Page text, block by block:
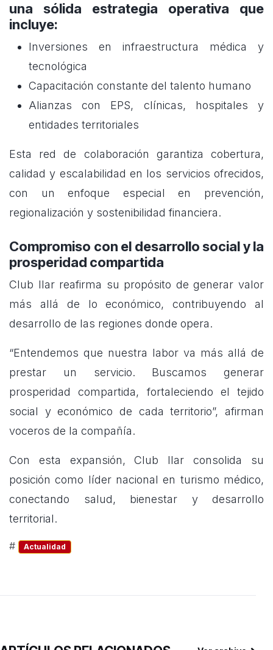
una sólida estrategia operativa que
incluye:
Inversiones en infraestructura médica y
tecnológica
Capacitación constante del talento humano
Alianzas con EPS, clínicas, hospitales y
entidades territoriales
Esta red de colaboración garantiza cobertura,
calidad y escalabilidad en los servicios ofrecidos,
con un enfoque especial en prevención,
regionalización y sostenibilidad financiera.
Compromiso con el desarrollo social y la
prosperidad compartida
Club Ilar reafirma su propósito de generar valor
más allá de lo económico, contribuyendo al
desarrollo de las regiones donde opera.
“Entendemos que nuestra labor va más allá de
prestar un servicio. Buscamos generar
prosperidad compartida, fortaleciendo el tejido
social y económico de cada territorio”, afirman
voceros de la compañía.
Con esta expansión, Club Ilar consolida su
posición como líder nacional en turismo médico,
conectando salud, bienestar y desarrollo
territorial.
# Actualidad